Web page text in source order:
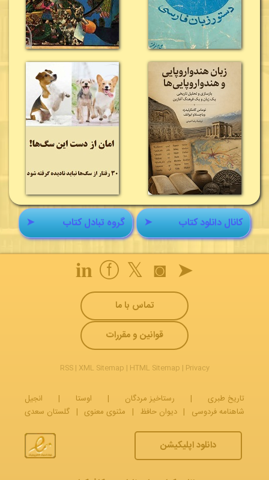
➤ گروه تبادل کتاب ➤ کانال دانلود کتاب
➤
◙
𝕏
ⓕ
𝐢𝐧
تماس با ما
قوانین و مقررات
RSS| XML Sitemap | HTML Sitemap | Privacy
تاریخ طبری | رستاخیز مردگان | اوستا |
انجیل
شاهنامه فردوسی | دیوان حافظ | مثنوی معنوی | گلستان سعدی
دانلود اپلیکیشن